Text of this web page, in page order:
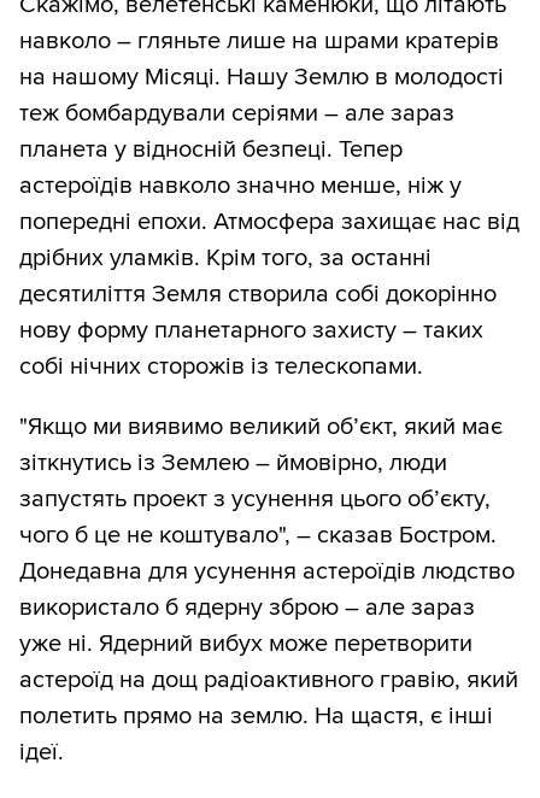
навколо – гляньте лише на шрами кратерів
на нашому Місяці. Нашу Землю в молодості
теж бомбардували серіями – але зараз
планета у відносній безпеці. Тепер
астероїдів навколо значно менше, ніж у
попередні епохи. Атмосфера захищає нас від
дрібних уламків. Крім того, за останні
десятиліття Земля створила собі докорінно
нову форму планетарного захисту – таких
собі нічних сторожів із телескопами.
"Якщо ми виявимо великий об’єкт, який має
зіткнутись із Землею – ймовірно, люди
запустять проект з усунення цього об’єкту,
чого б це не коштувало", – сказав Бостром.
Донедавна для усунення астероїдів людство
використало б ядерну зброю – але зараз
уже ні. Ядерний вибух може перетворити
астероїд на дощ радіоактивного гравію, який
полетить прямо на землю. На щастя, є інші
ідеї.